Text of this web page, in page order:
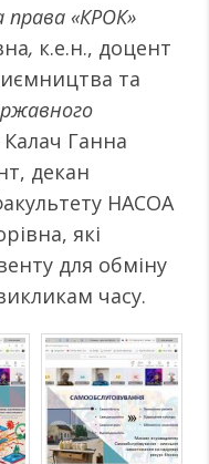
права «КРОК»
, к.е.н., доцент
та
Калач Ганна
декан
НАСОА
які
для обміну
часу.